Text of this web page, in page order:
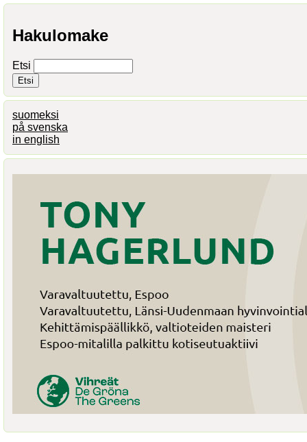
Hakulomake
Etsi
suomeksi
på svenska
in english